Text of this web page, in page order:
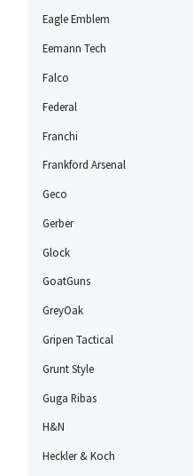
Eagle Emblem
Eemann Tech
Falco
Federal
Franchi
Frankford Arsenal
Geco
Gerber
Glock
GoatGuns
GreyOak
Gripen Tactical
Grunt Style
Guga Ribas
H&N
Heckler & Koch